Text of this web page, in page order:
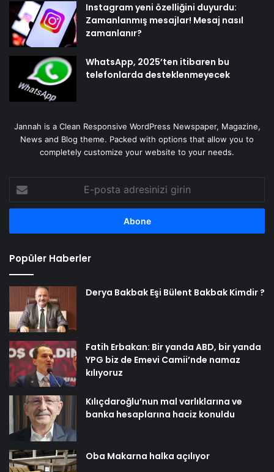
Instagram yeni özelliğini duyurdu:
Zamanlanmış mesajlar! Mesaj nasıl
zamanlanır?
WhatsApp, 2025’ten itibaren bu
telefonlarda desteklenmeyecek
Jannah is a Clean Responsive WordPress Newspaper, Magazine,
News and Blog theme. Packed with options that allow you to
completely customize your website to your needs.
posta
adresinizi
Popüler Haberler
Derya Bakbak Eşi Bülent Bakbak Kimdir ?
Fatih Erbakan: Bir yanda ABD, bir yanda
YPG biz de Emevi Camii’nde namaz
kılıyoruz
Kılıçdaroğlu’nun mal varlıklarına ve
banka hesaplarına haciz konuldu
Oba Makarna halka açılıyor